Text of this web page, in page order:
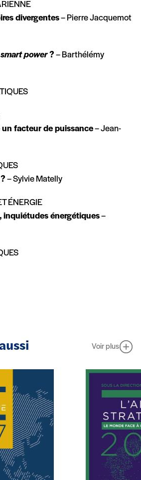
divergentes– Pierre Jacquemot
smart power? – Barthélémy
un facteur de puissance– Jean-
– Sylvie Matelly
ÉNERGIE
inquiétudes énergétiques–
Voir plus